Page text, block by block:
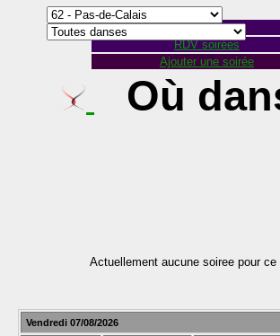
RDV soirées
Ajouter une soirée
Où
Actuellement aucune soiree pour
Vendredi 07/08/2026